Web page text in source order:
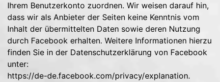
Ihrem Benutzerkonto zuordnen. Wir weisen darauf hin,
dass wir als Anbieter der Seiten keine Kenntnis vom
Inhalt der übermittelten Daten sowie deren Nutzung
durch Facebook erhalten. Weitere Informationen hierzu
finden Sie in der Datenschutzerklärung von Facebook
unter:
https://de-de.facebook.com/privacy/explanation.